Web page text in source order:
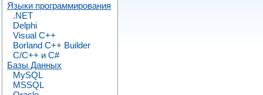
Языки программирования
.NET
Delphi
Visual C++
Borland C++ Builder
C/С++ и C#
Базы Данных
MySQL
MSSQL